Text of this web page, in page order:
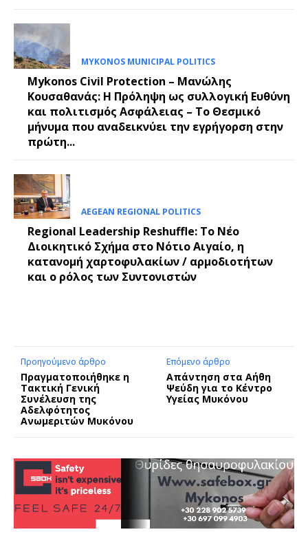
MYKONOS MUNICIPAL POLITICS
Mykonos Civil Protection – Μανώλης
Κουσαθανάς: Η Πρόληψη ως συλλογική Ευθύνη
και πολιτισμός Ασφάλειας – Το Θεσμικό
μήνυμα που αναδεικνύει την εγρήγορση στην
πρώτη...
AEGEAN REGIONAL POLITICS
Regional Leadership Reshuffle: Το Νέο
Διοικητικό Σχήμα στο Νότιο Αιγαίο, η
κατανομή χαρτοφυλακίων / αρμοδιοτήτων
και ο ρόλος των Συντονιστών
Προηγούμενο άρθρο
Πραγματοποιήθηκε η
Τακτική Γενική
Συνέλευση της
Αδελφότητος
Ανωμεριτών Μυκόνου
Επόμενο άρθρο
Απάντηση στα Αήθη
Ψεύδη για το Κέντρο
Υγείας Μυκόνου